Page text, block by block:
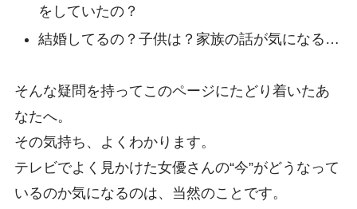
をしていたの？
結婚してるの？子供は？家族の話が気になる…
そんな疑問を持ってこのページにたどり着いたあ
なたへ。
その気持ち、よくわかります。
テレビでよく見かけた女優さんの“今”がどうなって
いるのか気になるのは、当然のことです。